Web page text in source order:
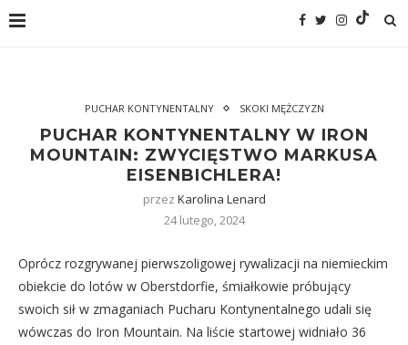
PUCHAR KONTYNENTALNY SKOKI MĘŻCZYZN
PUCHAR KONTYNENTALNY W IRON
MOUNTAIN: ZWYCIĘSTWO MARKUSA
EISENBICHLERA!
przez Karolina Lenard
24 lutego, 2024
Oprócz rozgrywanej pierwszoligowej rywalizacji na niemieckim
obiekcie do lotów w Oberstdorfie, śmiałkowie próbujący
swoich sił w zmaganiach Pucharu Kontynentalnego udali się
wówczas do Iron Mountain. Na liście startowej widniało 36